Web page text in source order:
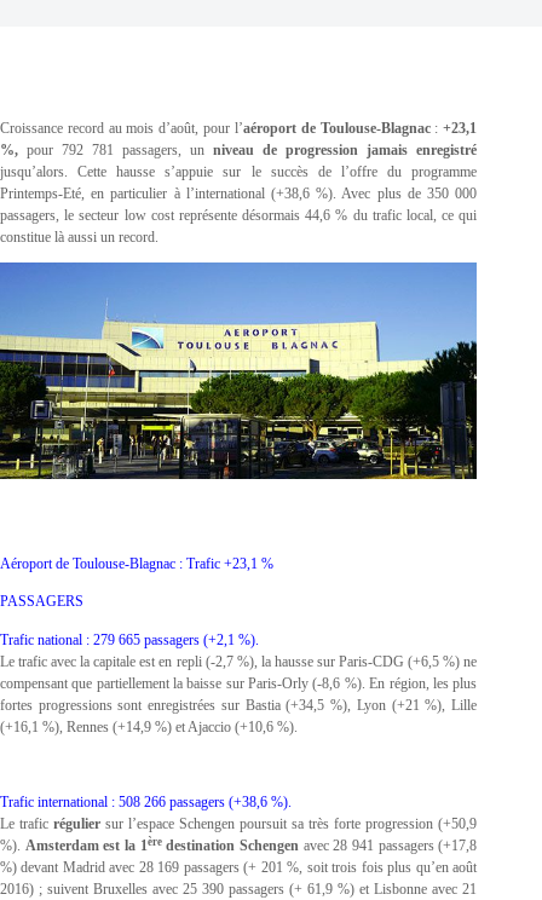
Croissance record au mois d’août, pour l’aéroport de Toulouse-Blagnac:+23,1
%, pour 792 781 passagers, unniveau de progression jamais enregistré
jusqu’alors. Cette hausse s’appuie sur le succès de l’offre du programme
Printemps-Eté, en particulier à l’international (+38,6 %). Avec plus de 350 000
passagers, le secteur low cost représente désormais 44,6 % du trafic local, ce qui
constitue là aussi un record.
Aéroport de Toulouse-Blagnac : Trafic +23,1 %
PASSAGERS
Trafic national : 279 665 passagers (+2,1 %).
Le trafic avec la capitale est en repli (-2,7 %), la hausse sur Paris-CDG (+6,5 %) ne
compensant que partiellement la baisse sur Paris-Orly (-8,6 %). En région, les plus
fortes progressions sont enregistrées sur Bastia (+34,5 %), Lyon (+21 %), Lille
(+16,1 %), Rennes (+14,9 %) et Ajaccio (+10,6 %).
Trafic international : 508 266 passagers (+38,6 %).
Le traficrégulier sur l’espace Schengen poursuit sa très forte progression (+50,9
%). Amsterdam est la 1èredestination Schengenavec 28 941 passagers (+17,8
%) devant Madrid avec 28 169 passagers (+ 201 %, soit trois fois plus qu’en août
2016) ; suivent Bruxelles avec 25 390 passagers (+ 61,9 %) et Lisbonne avec 21